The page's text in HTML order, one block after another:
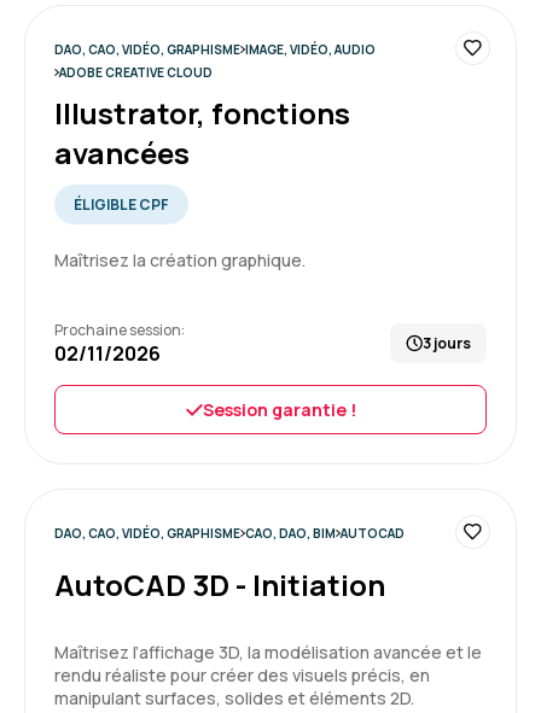
DAO, CAO, VIDÉO, GRAPHISME IMAGE, VIDÉO, AUDIO
ADOBE CREATIVE CLOUD
Illustrator, fonctions
avancées
ÉLIGIBLE CPF
Maîtrisez la création graphique.
Prochaine session:
02/11/2026 3 jours
Session garantie !
DAO, CAO, VIDÉO, GRAPHISME CAO, DAO, BIM AUTOCAD
AutoCAD 3D - Initiation
Maîtrisez l’affichage 3D, la modélisation avancée et le
rendu réaliste pour créer des visuels précis, en
manipulant surfaces, solides et éléments 2D.